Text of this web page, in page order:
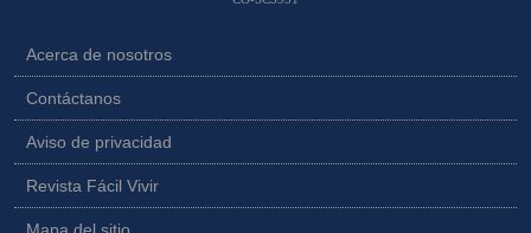
Acerca de nosotros
Contáctanos
Aviso de privacidad
Revista Fácil Vivir
Mapa del sitio